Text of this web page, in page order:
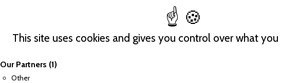
This site uses cookies and gives you control over what
Our Partners (1)
Other